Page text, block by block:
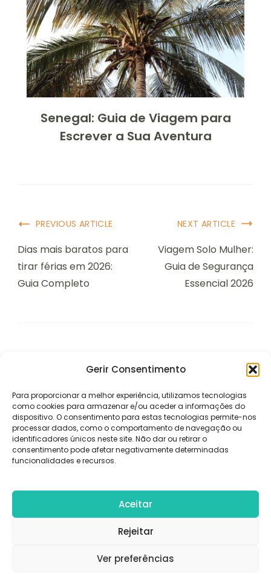
Gerir Consentimento
Para proporcionar a melhor experiência, utilizamos tecnologias
como cookies para armazenar e/ou aceder a informações do
dispositivo. O consentimento para estas tecnologias permite-nos
processar dados, como o comportamento de navegação ou
identificadores únicos neste site. Não dar ou retirar o
consentimento pode afetar negativamente determinadas
funcionalidades e recursos.
Aceitar
Rejeitar
Ver preferências
Senegal: Guia de Viagem para
Escrever a Sua Aventura
Post
Navigation
PREVIOUS ARTICLE
Dias mais baratos para
tirar férias em 2026:
Guia Completo
NEXT ARTICLE
Viagem Solo Mulher:
Guia de Segurança
Essencial 2026
© Copyright 2026
WordPress
Informações
Viagens
Política de